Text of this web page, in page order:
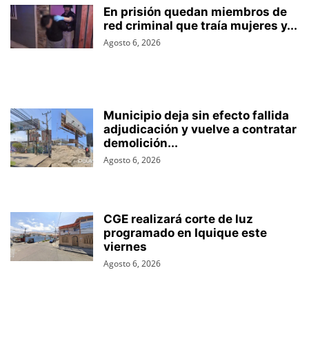
En prisión quedan miembros de
red criminal que traía mujeres y...
Agosto 6, 2026
Municipio deja sin efecto fallida
adjudicación y vuelve a contratar
demolición...
Agosto 6, 2026
CGE realizará corte de luz
programado en Iquique este
viernes
Agosto 6, 2026